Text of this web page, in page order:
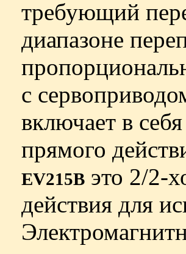
требующий
диапазоне
с
включает в
прямого
EV215B это 2/2-
действия для